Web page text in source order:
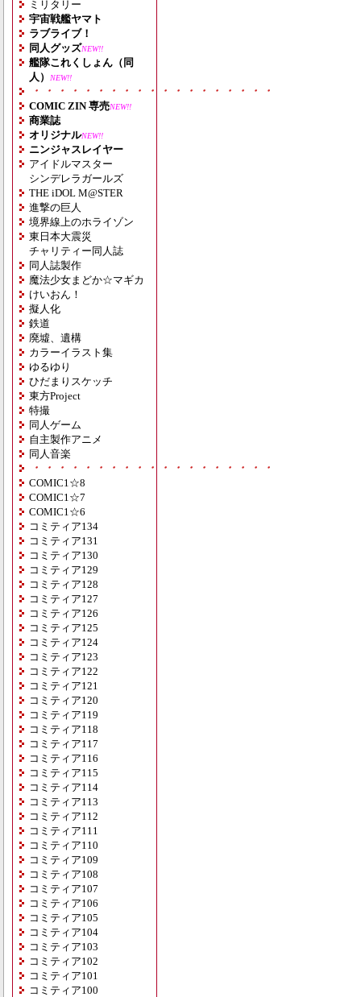
ミリタリー
宇宙戦艦ヤマト
ラブライブ！
同人グッズNEW!!
艦隊これくしょん（同
人）
NEW!!
・・・・・・・・・・・・・・・・・・・
COMIC ZIN 専売NEW!!
商業誌
オリジナルNEW!!
ニンジャスレイヤー
アイドルマスター
シンデレラガールズ
THE iDOL M@STER
進撃の巨人
境界線上のホライゾン
東日本大震災
チャリティー同人誌
同人誌製作
魔法少女まどか☆マギカ
けいおん！
擬人化
鉄道
廃墟、遺構
カラーイラスト集
ゆるゆり
ひだまりスケッチ
東方Project
特撮
同人ゲーム
自主製作アニメ
同人音楽
・・・・・・・・・・・・・・・・・・・
COMIC1☆8
COMIC1☆7
COMIC1☆6
コミティア134
コミティア131
コミティア130
コミティア129
コミティア128
コミティア127
コミティア126
コミティア125
コミティア124
コミティア123
コミティア122
コミティア121
コミティア120
コミティア119
コミティア118
コミティア117
コミティア116
コミティア115
コミティア114
コミティア113
コミティア112
コミティア111
コミティア110
コミティア109
コミティア108
コミティア107
コミティア106
コミティア105
コミティア104
コミティア103
コミティア102
コミティア101
コミティア100